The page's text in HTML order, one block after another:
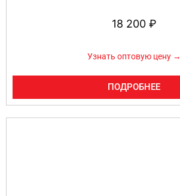
18 200 ₽
Узнать оптовую цену →
ПОДРОБНЕЕ